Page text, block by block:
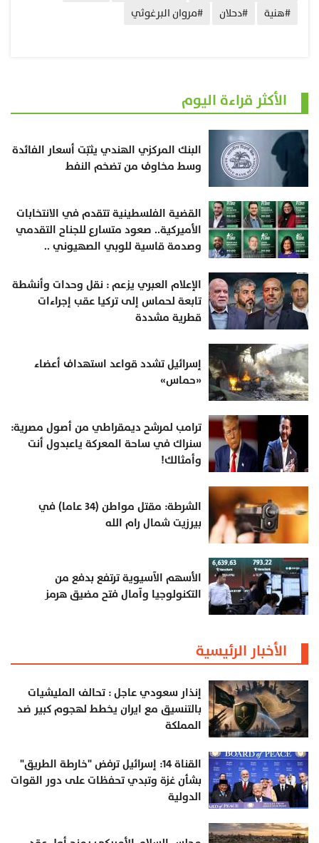
#هنية
#دحلان #مروان البرغوثي
الأكثر قراءة اليوم
البنك المركزي الهندي يثبّت أسعار الفائدة
وسط مخاوف من تضخم النفط
القضية الفلسطينية تتقدم في الانتخابات
الأميركية.. صعود متسارع للجناح التقدمي
وصدمة قاسية للوبي الصهيوني ..
الإعلام العبري يزعم : نقل وحدات وأنشطة
تابعة لحماس إلى تركيا عقب إجراءات
قطرية مشددة
إسرائيل تشدد قواعد استهداف أعضاء
«حماس»
ترامب لمرشح ديمقراطي من أصول مصرية:
سنراك في ساحة المعركة ياعبدول أنت
وأمثالك!
الشرطة: مقتل مواطن (34 عاما) في
بيرزيت شمال رام الله
الأسهم الآسيوية ترتفع بدفع من
التكنولوجيا وآمال فتح مضيق هرمز
الأخبار الرئيسية
إنذار سعودي عاجل : تحالف المليشيات
بالتنسيق مع ايران يخطط لهجوم كبير ضد
المملكة
القناة 14: إسرائيل ترفض "خارطة الطريق"
بشأن غزة وتبدي تحفظات على دور القوات
الدولية